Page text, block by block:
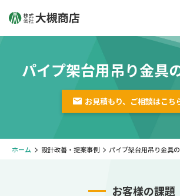
パイプ架台用吊り金具
お見積もり、ご相談はこち
ホーム 設計改善・提案事例 パイプ架台用吊り金具
お客様の課題